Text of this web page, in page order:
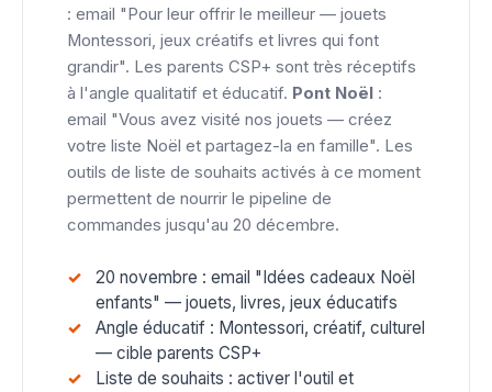
: email "Pour leur offrir le meilleur — jouets
Montessori, jeux créatifs et livres qui font
grandir". Les parents CSP+ sont très réceptifs
à l'angle qualitatif et éducatif. Pont Noël :
email "Vous avez visité nos jouets — créez
votre liste Noël et partagez-la en famille". Les
outils de liste de souhaits activés à ce moment
permettent de nourrir le pipeline de
commandes jusqu'au 20 décembre.
20 novembre : email "Idées cadeaux Noël
enfants" — jouets, livres, jeux éducatifs
Angle éducatif : Montessori, créatif, culturel
— cible parents CSP+
Liste de souhaits : activer l'outil et